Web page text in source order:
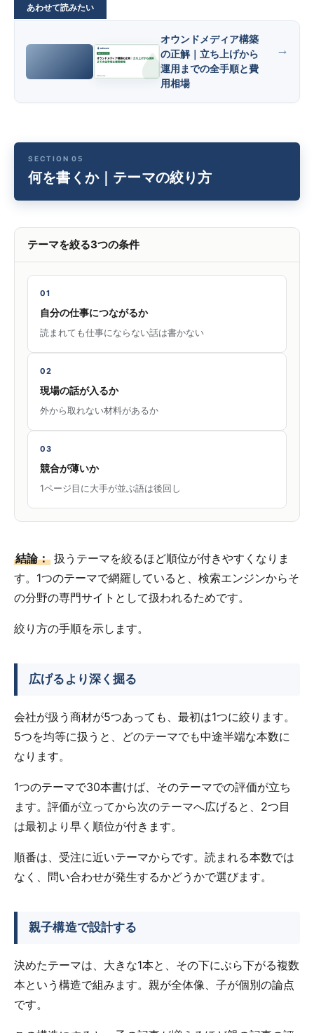
オウンドメディア構築
の正解｜立ち上げから
運用までの全手順と費
用相場
何を書くか｜テーマの絞り方
テーマを絞る3つの条件
01
自分の仕事につながるか
読まれても仕事にならない話は書かない
02
現場の話が入るか
外から取れない材料があるか
03
競合が薄いか
1ページ目に大手が並ぶ語は後回し
結論： 扱うテーマを絞るほど順位が付きやすくなりま
す。1つのテーマで網羅していると、検索エンジンからそ
の分野の専門サイトとして扱われるためです。
絞り方の手順を示します。
広げるより深く掘る
会社が扱う商材が5つあっても、最初は1つに絞ります。
5つを均等に扱うと、どのテーマでも中途半端な本数に
なります。
1つのテーマで30本書けば、そのテーマでの評価が立ち
ます。評価が立ってから次のテーマへ広げると、2つ目
は最初より早く順位が付きます。
順番は、受注に近いテーマからです。読まれる本数では
なく、問い合わせが発生するかどうかで選びます。
親子構造で設計する
決めたテーマは、大きな1本と、その下にぶら下がる複数
本という構造で組みます。親が全体像、子が個別の論点
です。